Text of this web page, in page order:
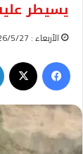
يسيطر
الأربعاء : 2026/5/27
فيسبوك